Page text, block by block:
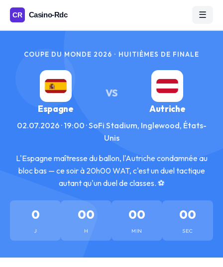
☰
COUPE DU MONDE 2026 · HUITIÈMES DE FINALE
Espagne
VS
Autriche
02.07.2026 · 19:00 · SoFi Stadium, Inglewood, États-
Unis
L'Espagne maîtresse du ballon, l'Autriche condamnée au
bloc bas — ce soir à 20h00 WAT, c'est un duel tactique
autant qu'un duel de classes. ⚽
0
J
00
H
00
MIN
00
SEC